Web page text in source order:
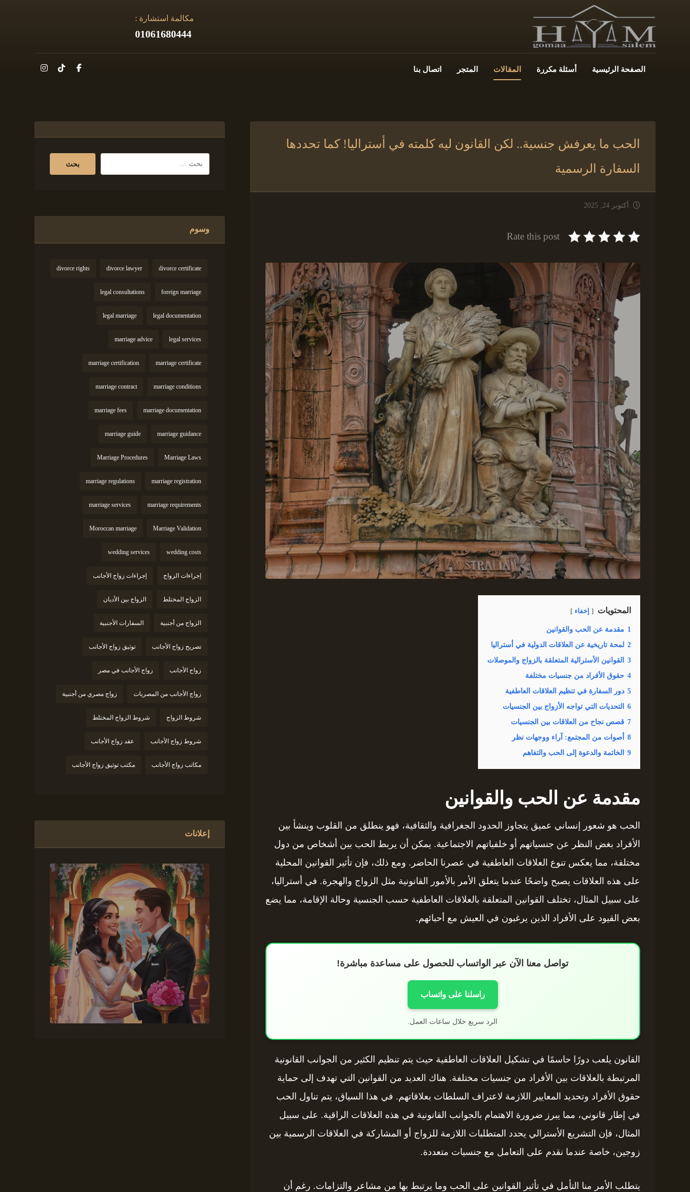
مكالمة استشارة :
01061680444
الصفحة الرئيسية أسئلة مكررة المقالات المتجر اتصال بنا
الحب ما يعرفش جنسية.. لكن القانون ليه كلمته في أستراليا! كما تحددها
السفارة الرسمية
أكتوبر 24, 2025
Rate this post
المحتويات إخفاء
1 مقدمة عن الحب والقوانين
2 لمحة تاريخية عن العلاقات الدولية في أستراليا
3
القوانين الأسترالية المتعلقة بالزواج والموصلات
4 حقوق الأفراد من جنسيات مختلفة
5 دور السفارة في تنظيم العلاقات العاطفية
6
التحديات التي تواجه الأزواج بين الجنسيات
7 قصص نجاح من العلاقات بين الجنسيات
8
أصوات من المجتمع: آراء ووجهات نظر
9
الخاتمة والدعوة إلى الحب والتفاهم
مقدمة عن الحب والقوانين
الحب هو شعور إنساني عميق يتجاوز الحدود الجغرافية والثقافية، فهو ينطلق من القلوب وينشأ بين
الأفراد بغض النظر عن جنسياتهم أو خلفياتهم الاجتماعية. يمكن أن يربط الحب بين أشخاص من دول
مختلفة، مما يعكس تنوع العلاقات العاطفية في عصرنا الحاضر. ومع ذلك، فإن تأثير القوانين المحلية
على هذه العلاقات يصبح واضحًا عندما يتعلق الأمر بالأمور القانونية مثل الزواج والهجرة. في أستراليا،
على سبيل المثال، تختلف القوانين المتعلقة بالعلاقات العاطفية حسب الجنسية وحالة الإقامة، مما يضع
بعض القيود على الأفراد الذين يرغبون في العيش مع أحبائهم.
تواصل معنا الآن عبر الواتساب للحصول على مساعدة مباشرة!
راسلنا على واتساب
الرد سريع خلال ساعات العمل.
القانون يلعب دورًا حاسمًا في تشكيل العلاقات العاطفية حيث يتم تنظيم الكثير من الجوانب القانونية
المرتبطة بالعلاقات بين الأفراد من جنسيات مختلفة. هناك العديد من القوانين التي تهدف إلى حماية
حقوق الأفراد وتحديد المعايير اللازمة لاعتراف السلطات بعلاقاتهم. في هذا السياق، يتم تناول الحب
في إطار قانوني، مما يبرز ضرورة الاهتمام بالجوانب القانونية في هذه العلاقات الراقية. على سبيل
المثال، فإن التشريع الأسترالي يحدد المتطلبات اللازمة للزواج أو المشاركة في العلاقات الرسمية بين
زوجين، خاصة عندما نقدم على التعامل مع جنسيات متعددة.
يتطلب الأمر منا التأمل في تأثير القوانين على الحب وما يرتبط بها من مشاعر والتزامات. رغم أن
وسوم
divorce certificate
divorce lawyer
divorce rights
foreign marriage
legal consultations
legal documentation
legal marriage
legal services
marriage advice
marriage certificate
marriage certification
marriage conditions
marriage contract
marriage documentation
marriage fees
marriage guidance
marriage guide
Marriage Laws
Marriage Procedures
marriage registration
marriage regulations
marriage requirements
marriage services
Marriage Validation
Moroccan marriage
wedding costs
wedding services
إجراءات الزواج إجراءات زواج الأجانب
الزواج المختلط الزواج بين الأديان
الزواج من أجنبية السفارات الأجنبية
تصريح زواج الأجانب توثيق زواج الأجانب
زواج الأجانب زواج الأجانب في مصر
زواج الأجانب من المصريات زواج مصري من أجنبية
شروط الزواج شروط الزواج المختلط
شروط زواج الأجانب عقد زواج الأجانب
مكاتب زواج الأجانب مكتب توثيق زواج الأجانب
إعلانات